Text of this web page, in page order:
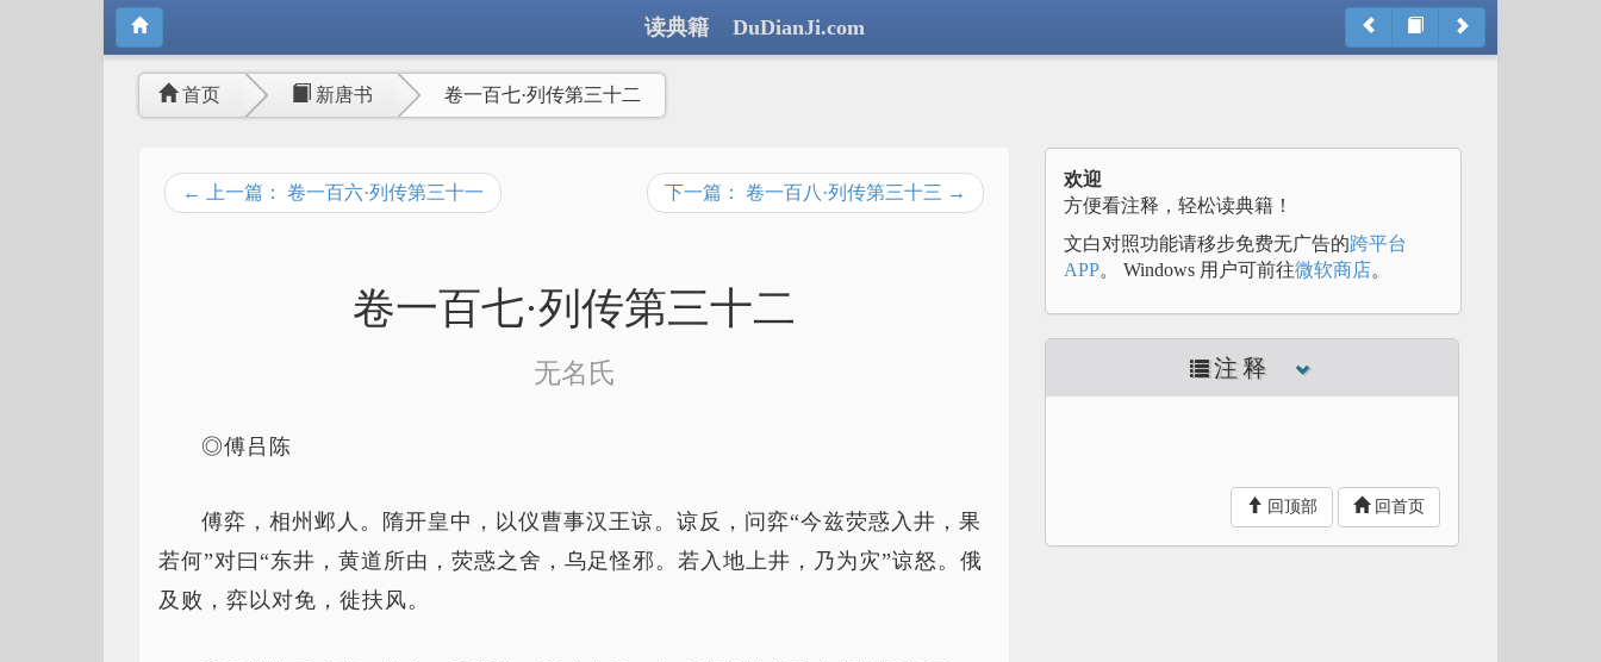
读典籍 DuDianJi.com
首页 新唐书 卷一百七·列传第三十二
← 上一篇： 卷一百六·列传第三十一 下一篇： 卷一百八·列传第三十三 →
卷一百七·列传第三十二
无名氏
◎傅吕陈
傅弈，相州邺人。隋开皇中，以仪曹事汉王谅。谅反，问弈“今兹荧惑入井，果
若何”对曰“东井，黄道所由，荧惑之舍，乌足怪邪。若入地上井，乃为灾”谅怒。俄
及败，弈以对免，徙扶风。
欢迎
方便看注释，轻松读典籍！
文白对照功能请移步免费无广告的跨平台
APP。 Windows 用户可前往微软商店。
注释
回顶部 回首页